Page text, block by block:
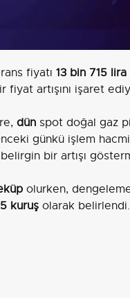
fiyatı 13 bin 715 lira
fiyat artışını işaret
dün spot doğal gaz
günkü işlem
bir artışı
olurken, dengeleme
kuruş olarak belirlendi.